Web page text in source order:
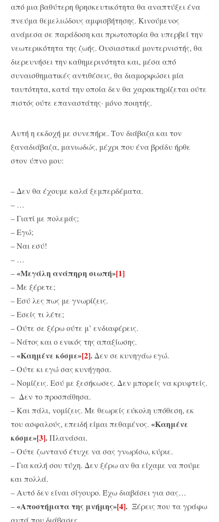
από μια βαθύτερη θρησκευτικότητα θα αναπτύξει ένα
πνεύμα θεμελιώδους αμφισβήτησης. Κινούμενος
ανάμεσα σε παράδοση και πρωτοπορία θα υπερβεί την
νεωτερικότητα της ζωής. Ουσιαστικά μοντερνιστής, θα
διερευνήσει την καθημερινότητα και, μέσα από
συναισθηματικές αντιθέσεις, θα διαμορφώσει μία
ταυτότητα, κατά την οποία δεν θα χαρακτηρίζεται ούτε
πιστός ούτε επαναστάτης· μόνο ποιητής.
Αυτή η εκδοχή με συνεπήρε. Τον διάβαζα και τον
ξαναδιάβαζα, μανιωδώς, μέχρι που ένα βράδυ ήρθε
στον ύπνο μου:
– Δεν θα έχουμε καλά ξεμπερδέματα.
– …
– Γιατί με πολεμάς;
– Εγώ;
– Ναι εσύ!
– …
–«Μεγάλη ανάπηρη σιωπή»[1]
– Με ξέρετε;
– Εσύ λες πως με γνωρίζεις.
– Εσείς τι λέτε;
– Ούτε σε ξέρω ούτε μ’ ενδιαφέρεις.
– Νάτος και ο ενικός της απαξίωσης.
–«Καημένε κόσμε»[2].Δεν σε κυνηγάω εγώ.
– Ούτε κι εγώ σας κυνήγησα.
– Νομίζεις. Εσύ με ξεσήκωσες. Δεν μπορείς να κρυφτείς.
– Δεν το προσπάθησα.
– Και πάλι, νομίζεις. Με θεωρείς εύκολη υπόθεση, εκ
του ασφαλούς, επειδή είμαι πεθαμένος. «Καημένε
κόσμε»[3].Πλανάσαι.
– Ούτε ζωντανό έτυχε να σας γνωρίσω, κύριε.
– Για καλή σου τύχη. Δεν ξέρω αν θα είχαμε να πούμε
και πολλά.
– Αυτό δεν είναι σίγουρο. Έχω διαβάσει για σας…
–«Αποστήματα της μνήμης»[4]. Ξέρεις που τα γράφω
αυτά που διάβασες…